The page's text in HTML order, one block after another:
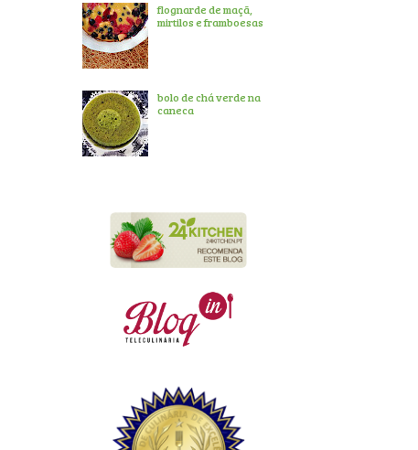
flognarde de maçã,
mirtilos e framboesas
bolo de chá verde na
caneca